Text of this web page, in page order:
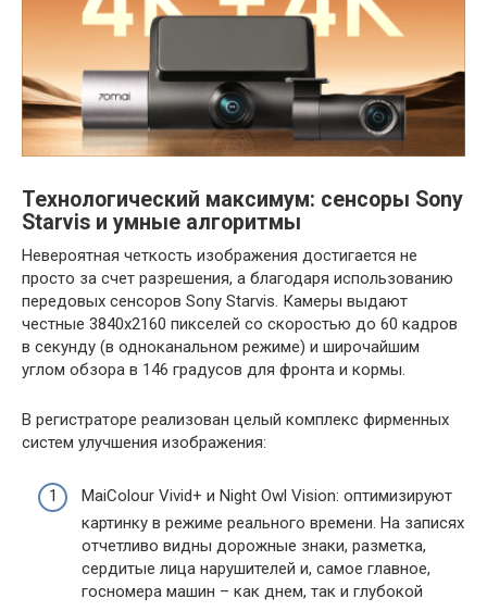
Технологический максимум: сенсоры Sony
Starvis и умные алгоритмы
Невероятная четкость изображения достигается не
просто за счет разрешения, а благодаря использованию
передовых сенсоров Sony Starvis. Камеры выдают
честные 3840х2160 пикселей со скоростью до 60 кадров
в секунду (в одноканальном режиме) и широчайшим
углом обзора в 146 градусов для фронта и кормы.
В регистраторе реализован целый комплекс фирменных
систем улучшения изображения:
MaiColour Vivid+ и Night Owl Vision: оптимизируют
картинку в режиме реального времени. На записях
отчетливо видны дорожные знаки, разметка,
сердитые лица нарушителей и, самое главное,
госномера машин – как днем, так и глубокой